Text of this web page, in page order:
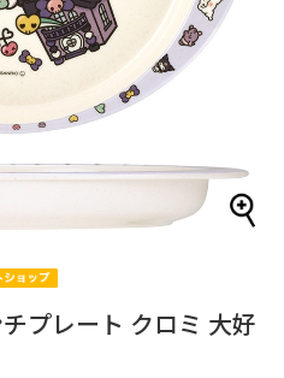
プレート クロミ 大好